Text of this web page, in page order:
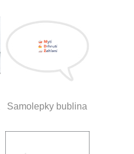
Samolepky bublina